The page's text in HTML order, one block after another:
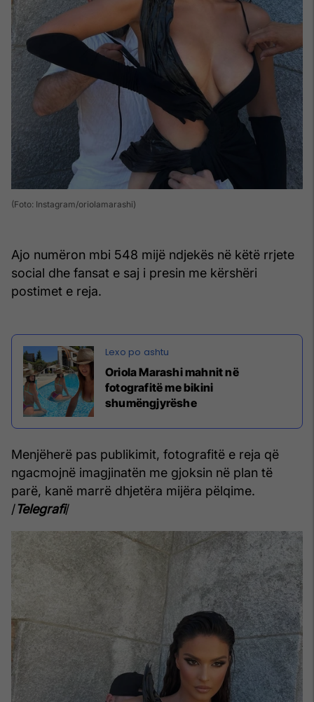
(Foto: Instagram/oriolamarashi)
Ajo numëron mbi 548 mijë ndjekës në këtë rrjete
social dhe fansat e saj i presin me kërshëri
postimet e reja.
Oriola Marashi mahnit në
fotografitë me bikini
shumëngjyrëshe
Menjëherë pas publikimit, fotografitë e reja që
ngacmojnë imagjinatën me gjoksin në plan të
parë, kanë marrë dhjetëra mijëra pëlqime.
/Telegrafi/